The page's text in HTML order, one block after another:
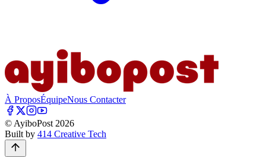
À ProposÉquipeNous Contacter
© AyiboPost 2026
Built by 414 Creative Tech